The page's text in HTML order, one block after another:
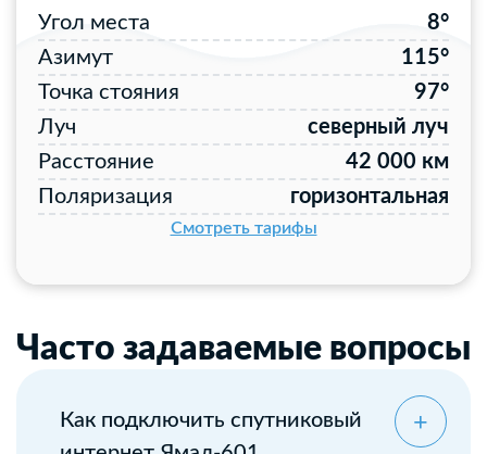
Угол места
8°
Азимут
115°
Точка стояния
97°
Луч
северный луч
Расстояние
42 000 км
Поляризация
горизонтальная
Смотреть тарифы
Часто задаваемые вопросы
Как подключить спутниковый